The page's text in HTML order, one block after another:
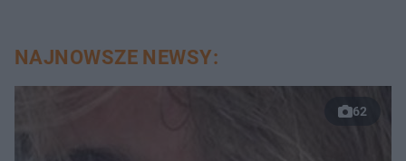
NAJNOWSZE NEWSY:
62